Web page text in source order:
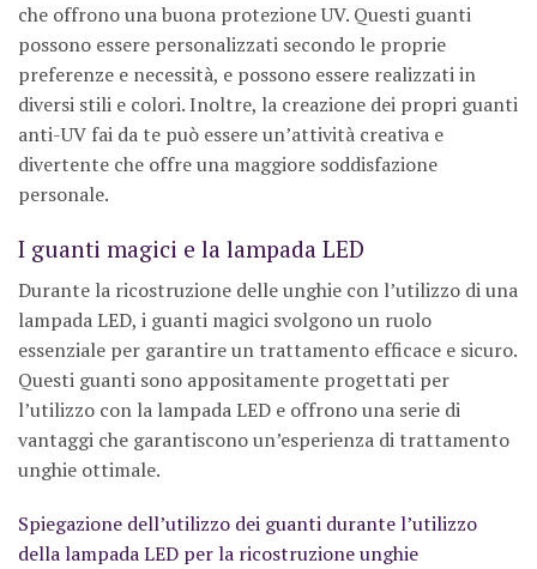
che offrono una buona protezione UV. Questi guanti
possono essere personalizzati secondo le proprie
preferenze e necessità, e possono essere realizzati in
diversi stili e colori. Inoltre, la creazione dei propri guanti
anti-UV fai da te può essere un’attività creativa e
divertente che offre una maggiore soddisfazione
personale.
I guanti magici e la lampada LED
Durante la ricostruzione delle unghie con l’utilizzo di una
lampada LED, i guanti magici svolgono un ruolo
essenziale per garantire un trattamento efficace e sicuro.
Questi guanti sono appositamente progettati per
l’utilizzo con la lampada LED e offrono una serie di
vantaggi che garantiscono un’esperienza di trattamento
unghie ottimale.
Spiegazione dell’utilizzo dei guanti durante l’utilizzo
della lampada LED per la ricostruzione unghie